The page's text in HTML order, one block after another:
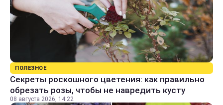
ПОЛЕЗНОЕ
Секреты роскошного цветения: как правильно
обрезать розы, чтобы не навредить кусту
08 августа 2026, 14:22